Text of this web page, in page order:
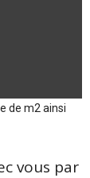
de m2 ainsi
vous par